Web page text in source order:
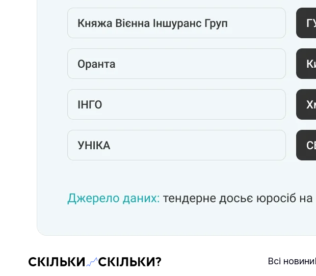
Скільки-скільки? — Медіа про суспільні дані Всі новини